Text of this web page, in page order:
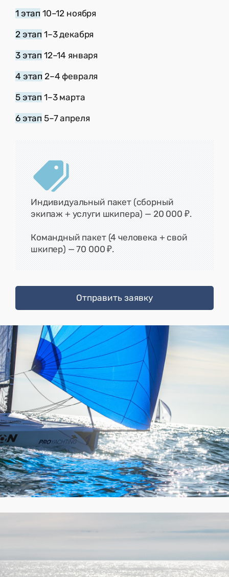
1 этап 10–12 ноября
2 этап 1–3 декабря
3 этап 12–14 января
4 этап 2–4 февраля
5 этап 1–3 марта
6 этап 5–7 апреля
Индивидуальный пакет (сборный
экипаж + услуги шкипера) — 20 000 ₽.
Командный пакет (4 человека + свой
шкипер) — 70 000 ₽.
Отправить заявку